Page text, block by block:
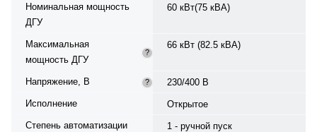
Генератор синхронный, 3-фазный,
230/400 В, 50 Гц, класс изоляции
датчиком уровня топлива.
Панель управления — Smart Gen
габариты: 2000×910×1300 мм.
Производство: Китай, гарантия —
Номинальная мощность
ДГУ
60 кВт(75 кВА)
Максимальная
мощность ДГУ
?
66 кВт (82.5 кВА)
Напряжение, В ?
230/400 В
Исполнение
Открытое
Степень автоматизации
1 - ручной пуск